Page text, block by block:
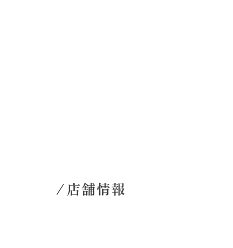
店舗情報